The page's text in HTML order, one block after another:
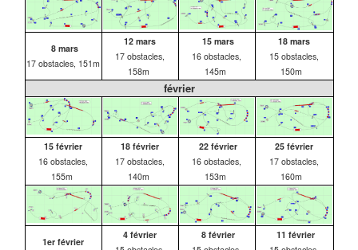
8 mars
17 obstacles, 151m
12 mars
17 obstacles,
158m
15 mars
16 obstacles,
145m
18 mars
15 obstacles,
150m
février
15 février
16 obstacles,
155m
18 février
17 obstacles,
140m
22 février
16 obstacles,
153m
25 février
17 obstacles,
160m
1er février
4 février
8 février
11 février